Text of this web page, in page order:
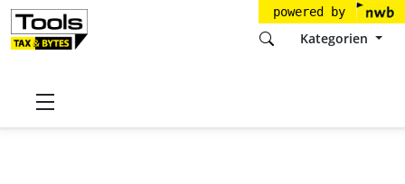
powered by
Kategorien
Startseite